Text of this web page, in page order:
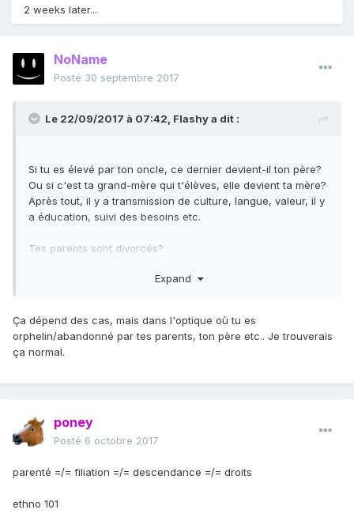
2 weeks later...
NoName
Posté 30 septembre 2017
Le 22/09/2017 à 07:42, Flashya dit :
Si tu es élevé par ton oncle, ce dernier devient-il ton père?
Ou si c'est ta grand-mère qui t'élèves, elle devient ta mère?
Après tout, il y a transmission de culture, langue, valeur, il y
a éducation, suivi des besoins etc.
Tes parents sont divorcés?
De ce fait, ton beau-père est bien ton père, et ton père
Expand
Ça dépend des cas, mais dans l'optique où tu es
orphelin/abandonné par tes parents, ton père etc.. Je trouverais
ça normal.
poney
Posté 6 octobre 2017
parenté =/= filiation =/= descendance =/= droits
ethno 101